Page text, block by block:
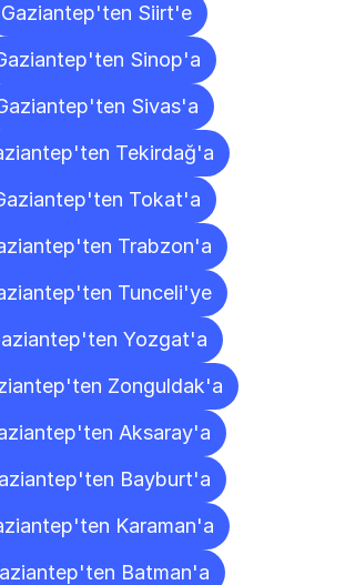
Gaziantep'ten Siirt'e
Sinop'a
Sivas'a
Tekirdağ'a
Tokat'a
Trabzon'a
Tunceli'ye
Yozgat'a
Zonguldak'a
Aksaray'a
Bayburt'a
Karaman'a
Batman'a